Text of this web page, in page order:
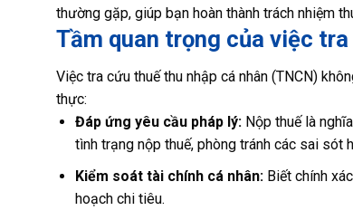
thường gặp, giúp bạn hoàn thành trách nhiệm
Tầm quan trọng của việc
Việc tra cứu thuế thu nhập cá nhân (TNCN)
thực:
Đáp ứng yêu cầu pháp lý:Nộp thuế là
tình trạng nộp thuế, phòng tránh các sai sót
Kiểm soát tài chính cá nhân:Biết chính
hoạch chi tiêu.